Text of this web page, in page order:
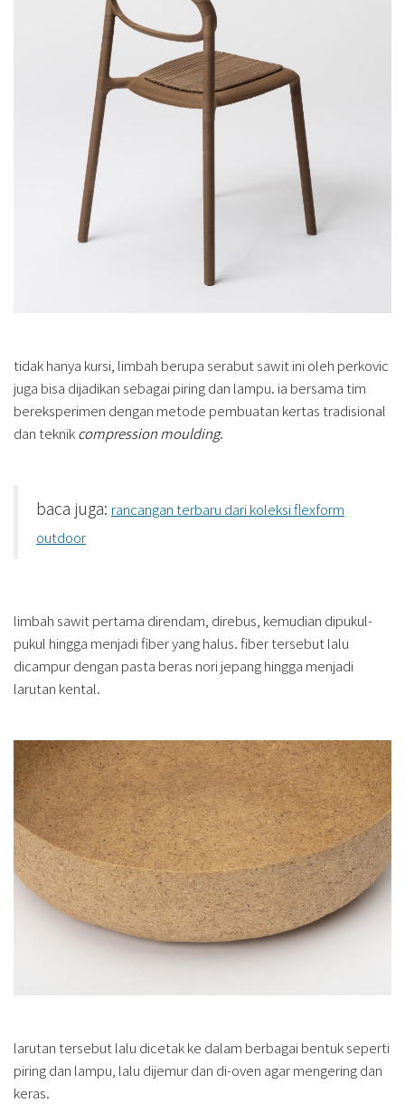
tidak hanya kursi, limbah berupa serabut sawit ini oleh perkovic
juga bisa dijadikan sebagai piring dan lampu. ia bersama tim
bereksperimen dengan metode pembuatan kertas tradisional
dan teknikcompression moulding.
baca juga: rancangan terbaru dari koleksi flexform
outdoor
limbah sawit pertama direndam, direbus, kemudian dipukul-
pukul hingga menjadi fiber yang halus. fiber tersebut lalu
dicampur dengan pasta beras nori jepang hingga menjadi
larutan kental.
larutan tersebut lalu dicetak ke dalam berbagai bentuk seperti
piring dan lampu, lalu dijemur dan di-oven agar mengering dan
keras.